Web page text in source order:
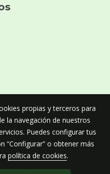
propias y terceros para
la navegación de nuestros
Puedes configurar tus
“Configurar” o obtener más
política de cookies.